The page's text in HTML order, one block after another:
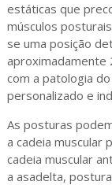
estáticas que
músculos
se uma posição
aproximadamente
com a patologia
personalizado e
As posturas
a cadeia muscular
cadeia muscular
a asadelta,